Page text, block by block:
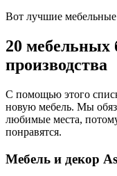
Вот лучшие
20 мебельных
производства
С помощью этого
новую мебель. Мы
любимые места,
понравятся.
Мебель и декор